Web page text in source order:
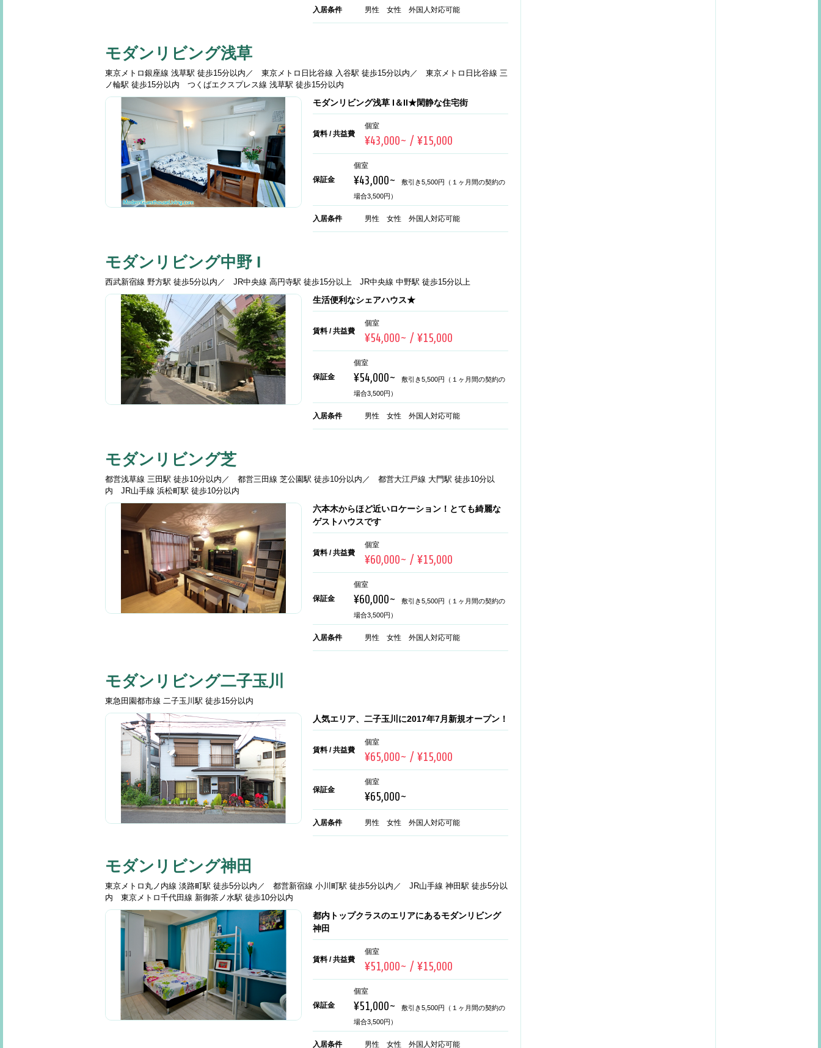
入居条件 男性 女性 外国人対応可能
モダンリビング浅草
東京メトロ銀座線 浅草駅 徒歩15分以内／ 東京メトロ日比谷線 入谷駅 徒歩15分以内／ 東京メトロ日比谷線 三
ノ輪駅 徒歩15分以内 つくばエクスプレス線 浅草駅 徒歩15分以内
モダンリビング浅草 I＆II★閑静な住宅街
賃料 / 共益費
個室
¥43,000~ / ¥15,000
保証金
個室
¥43,000~
敷引き5,500円（１ヶ月間の契約の
場合3,500円）
入居条件 男性 女性 外国人対応可能
モダンリビング中野 I
西武新宿線 野方駅 徒歩5分以内／ JR中央線 高円寺駅 徒歩15分以上 JR中央線 中野駅 徒歩15分以上
生活便利なシェアハウス★
賃料 / 共益費
個室
¥54,000~ / ¥15,000
保証金
個室
¥54,000~
敷引き5,500円（１ヶ月間の契約の
場合3,500円）
入居条件 男性 女性 外国人対応可能
モダンリビング芝
都営浅草線 三田駅 徒歩10分以内／ 都営三田線 芝公園駅 徒歩10分以内／ 都営大江戸線 大門駅 徒歩10分以
内 JR山手線 浜松町駅 徒歩10分以内
六本木からほど近いロケーション！とても綺麗な
ゲストハウスです
賃料 / 共益費
個室
¥60,000~ / ¥15,000
保証金
個室
¥60,000~
敷引き5,500円（１ヶ月間の契約の
場合3,500円）
入居条件 男性 女性 外国人対応可能
モダンリビング二子玉川
東急田園都市線 二子玉川駅 徒歩15分以内
人気エリア、二子玉川に2017年7月新規オープン！
賃料 / 共益費
個室
¥65,000~ / ¥15,000
保証金
個室
¥65,000~
入居条件 男性 女性 外国人対応可能
モダンリビング神田
東京メトロ丸ノ内線 淡路町駅 徒歩5分以内／ 都営新宿線 小川町駅 徒歩5分以内／ JR山手線 神田駅 徒歩5分以
内 東京メトロ千代田線 新御茶ノ水駅 徒歩10分以内
都内トップクラスのエリアにあるモダンリビング
神田
賃料 / 共益費
個室
¥51,000~ / ¥15,000
保証金
個室
¥51,000~
敷引き5,500円（１ヶ月間の契約の
場合3,500円）
入居条件 男性 女性 外国人対応可能